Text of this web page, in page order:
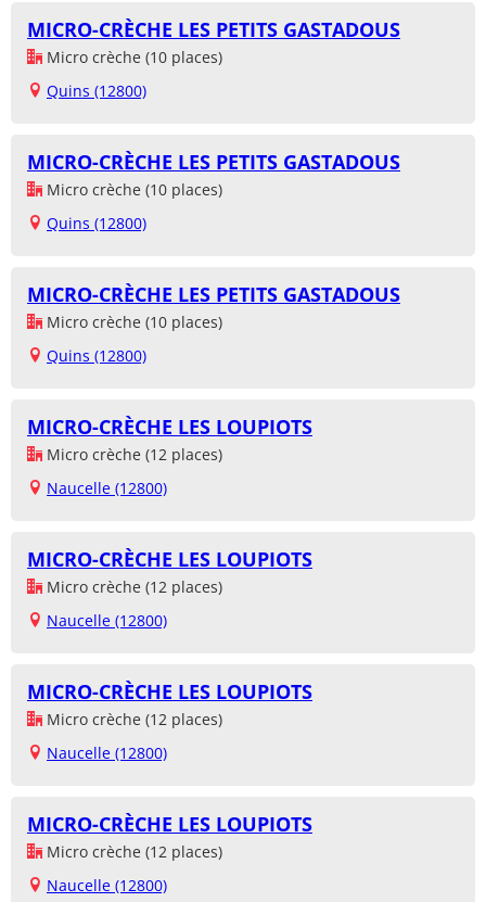
MICRO-CRÈCHE LES PETITS GASTADOUS
Micro crèche (10 places)
Quins (12800)
MICRO-CRÈCHE LES PETITS GASTADOUS
Micro crèche (10 places)
Quins (12800)
MICRO-CRÈCHE LES PETITS GASTADOUS
Micro crèche (10 places)
Quins (12800)
MICRO-CRÈCHE LES LOUPIOTS
Micro crèche (12 places)
Naucelle (12800)
MICRO-CRÈCHE LES LOUPIOTS
Micro crèche (12 places)
Naucelle (12800)
MICRO-CRÈCHE LES LOUPIOTS
Micro crèche (12 places)
Naucelle (12800)
MICRO-CRÈCHE LES LOUPIOTS
Micro crèche (12 places)
Naucelle (12800)